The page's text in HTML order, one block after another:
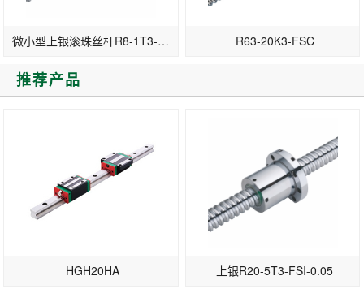
微小型上银滚珠丝杆R8-1T3-FSI R63-20K3-FSC
推荐产品
HGH20HA 上银R20-5T3-FSI-0.05